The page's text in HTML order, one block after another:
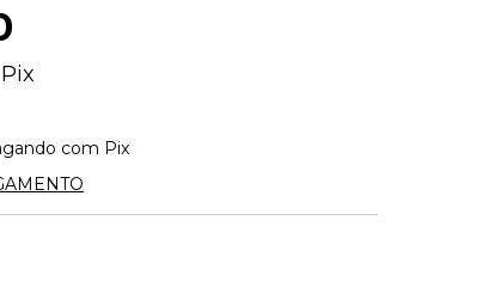
Pix
com Pix